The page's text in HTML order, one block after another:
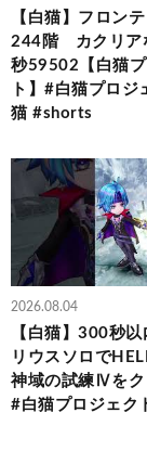
【白猫】フロン
244階 カクリ
秒59502【白猫プ
ト】#白猫プロジ
猫 #shorts
2026.08.04
【白猫】300秒
リウスソロで
神域の試練Ⅳをク
#白猫プロジェク